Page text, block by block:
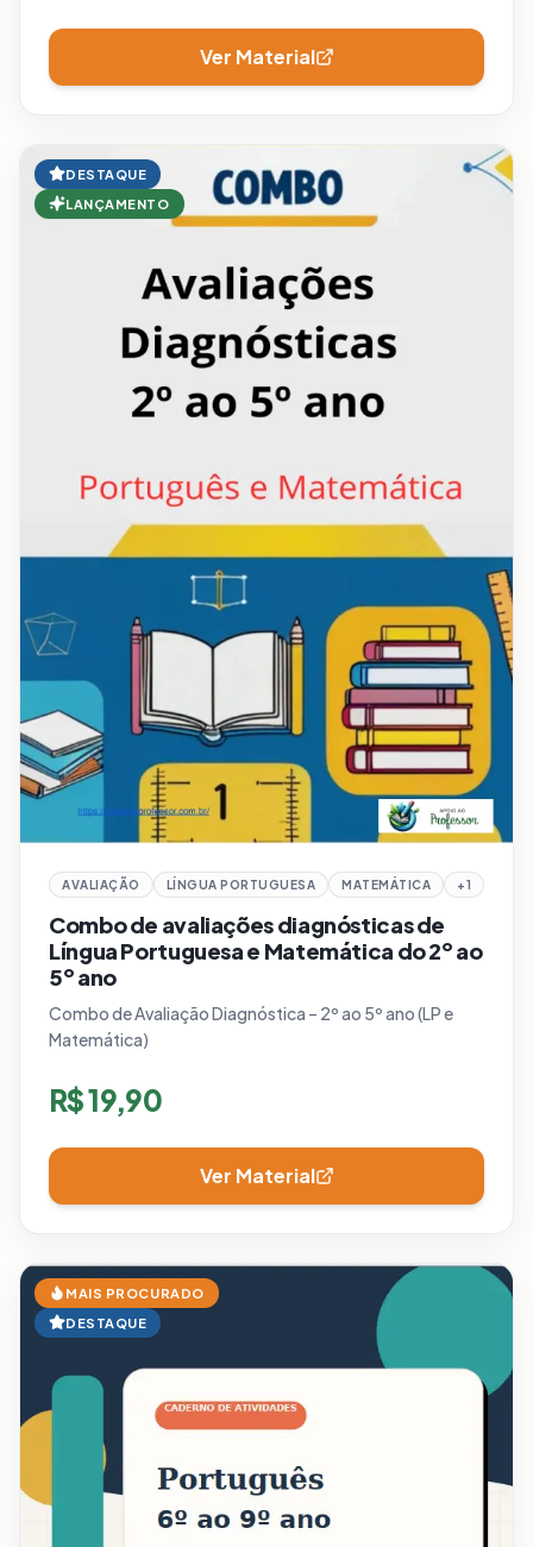
Ver Material
DESTAQUE
LANÇAMENTO
AVALIAÇÃO LÍNGUA PORTUGUESA MATEMÁTICA +1
Combo de avaliações diagnósticas de
Língua Portuguesa e Matemática do 2º ao
5º ano
Combo de Avaliação Diagnóstica – 2º ao 5º ano (LP e
Matemática)
R$19,90
Ver Material
MAIS PROCURADO
DESTAQUE